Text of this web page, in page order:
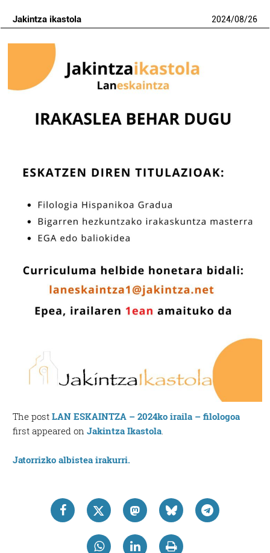
Jakintza ikastola 2024/08/26
The postLAN ESKAINTZA – 2024ko iraila – filologoa
first appeared onJakintza Ikastola
Jatorrizko albistea irakurri.